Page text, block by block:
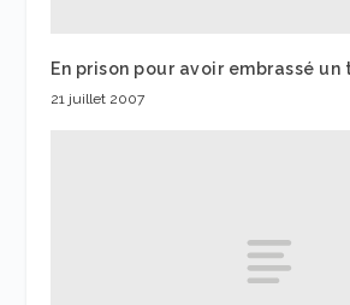
En prison pour avoir embrassé un
21 juillet 2007